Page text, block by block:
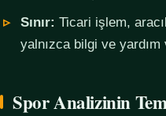
Sınır: Ticari işlem,
yalnızca bilgi ve yardım
Spor Analizinin